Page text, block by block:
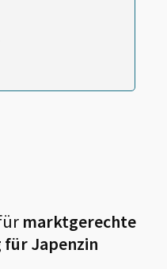
marktgerechte
fürJapenzin